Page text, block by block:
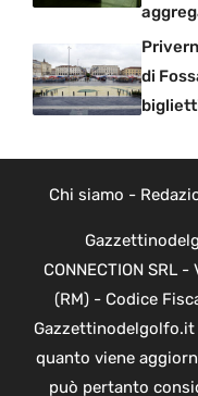
di
Chi siamo -
CONNECTION SRL
(RM) - Codice
quanto viene
può pertanto